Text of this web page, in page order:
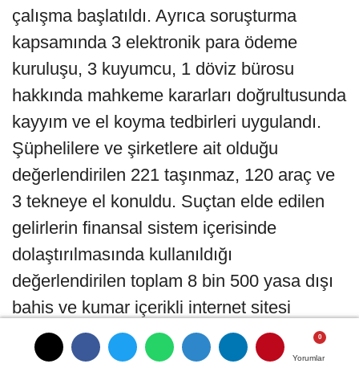
Yorumlar
Yorumlar
Yorumlar
çalışma başlatıldı. Ayrıca soruşturma
kapsamında 3 elektronik para ödeme
kuruluşu, 3 kuyumcu, 1 döviz bürosu
hakkında mahkeme kararları doğrultusunda
kayyım ve el koyma tedbirleri uygulandı.
Şüphelilere ve şirketlere ait olduğu
değerlendirilen 221 taşınmaz, 120 araç ve
3 tekneye el konuldu. Suçtan elde edilen
gelirlerin finansal sistem içerisinde
dolaştırılmasında kullanıldığı
değerlendirilen toplam 8 bin 500 yasa dışı
bahis ve kumar içerikli internet sitesi
hakkında erişimin engellenmesi kararı
uygulandı.